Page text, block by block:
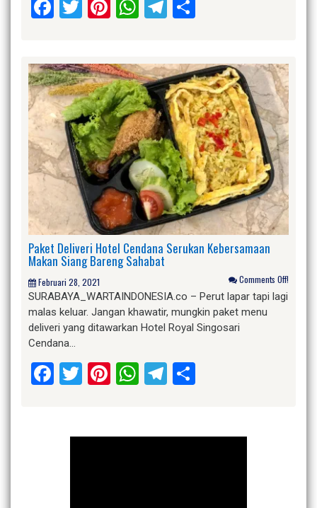
Facebook
Twitter
Pinterest
WhatsApp
Telegram
Paket Deliveri Hotel Cendana Serukan Kebersamaan
Makan Siang Bareng Sahabat
Februari 28, 2021 Comments Off!
SURABAYA_WARTAINDONESIA.co – Perut lapar tapi lagi
malas keluar. Jangan khawatir, mungkin paket menu
deliveri yang ditawarkan Hotel Royal Singosari
Cendana…
Facebook
Twitter
Pinterest
WhatsApp
Telegram